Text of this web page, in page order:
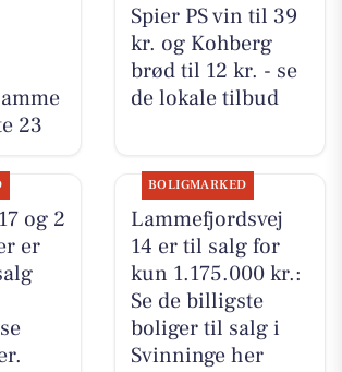
23
Spier PS vin til 39
kr. og Kohberg
brød til 12 kr. - se
de lokale tilbud
og 2
er
BOLIGMARKED
Lammefjordsvej
14 er til salg for
kun 1.175.000 kr.:
Se de billigste
boliger til salg i
Svinninge her